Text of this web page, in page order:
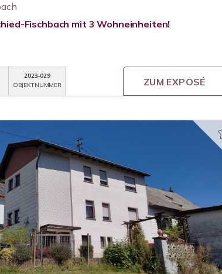
Fischbach mit 3 Wohneinheiten!
2023-029
OBJEKTNUMMER
ZUM EXPOSÉ